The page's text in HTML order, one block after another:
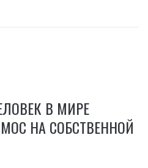
В МИРЕ
НА СОБСТВЕННОЙ